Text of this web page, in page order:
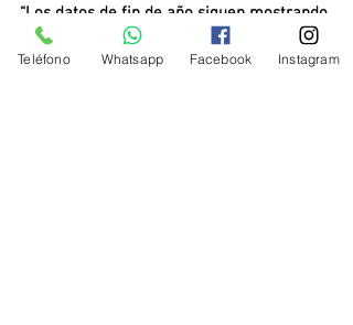
“Los datos de fin de año siguen mostrando
una recuperación paulatina desde sus
mínimos de abril cuando la caída
Teléfono Whatsapp Facebook Instagram